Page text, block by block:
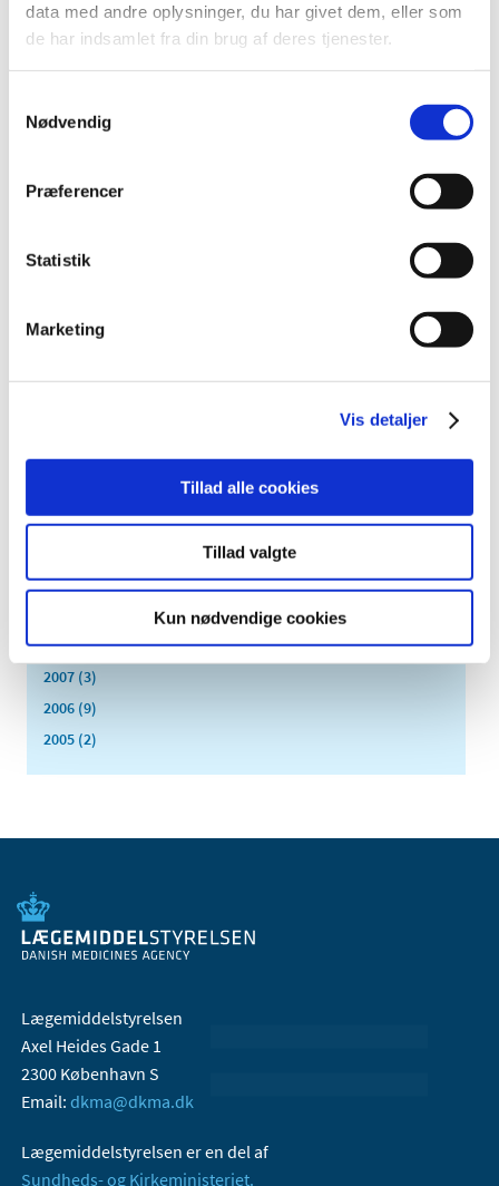
data med andre oplysninger, du har givet dem, eller som
de har indsamlet fra din brug af deres tjenester.
Nødvendig
Præferencer
Statistik
Marketing
Vis detaljer
Tillad alle cookies
Tillad valgte
Kun nødvendige cookies
2017 (167)
2016 (167)
2014 (44)
november (5)
september (6)
juni (2)
februar (4)
2012 (44)
2010 (7)
2008 (8)
2007 (3)
2006 (9)
2005 (2)
Lægemiddelstyrelsen
Axel Heides Gade 1
2300 København S
Email: dkma@dkma.dk
Lægemiddelstyrelsen er en del af
Sundheds- og Kirkeministeriet.